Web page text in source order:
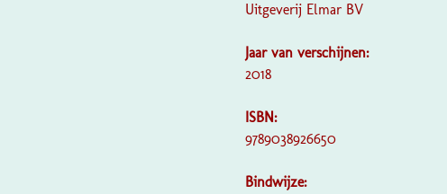
Uitgeverij Elmar BV
Jaar van verschijnen:
2018
ISBN:
9789038926650
Bindwijze: